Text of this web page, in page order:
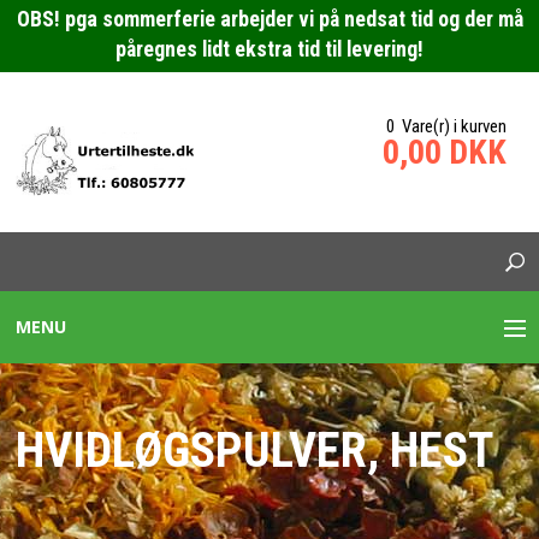
OBS! pga sommerferie arbejder vi på nedsat tid og der må
påregnes lidt ekstra tid til levering!
0 Vare(r) i kurven
0,00 DKK
MENU
URTEBLANDINGER HESTE
SPECIALBLANDING HEST
HVIDLØGSPULVER, HEST